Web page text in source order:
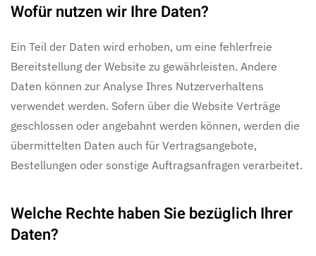
Wofür nutzen wir Ihre Daten?
Ein Teil der Daten wird erhoben, um eine fehlerfreie
Bereitstellung der Website zu gewährleisten. Andere
Daten können zur Analyse Ihres Nutzerverhaltens
verwendet werden. Sofern über die Website Verträge
geschlossen oder angebahnt werden können, werden die
übermittelten Daten auch für Vertragsangebote,
Bestellungen oder sonstige Auftragsanfragen verarbeitet.
Welche Rechte haben Sie bezüglich Ihrer
Daten?